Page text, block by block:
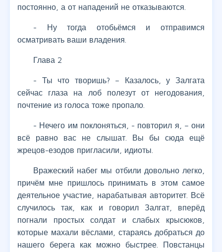
постоянно, а от нападений не отказываются.
- Ну тогда отобьёмся и отправимся
осматривать ваши владения.
Глава 2
- Ты что творишь? – Казалось, у Залгата
сейчас глаза на лоб полезут от негодования,
почтение из голоса тоже пропало.
- Нечего им поклоняться, - повторил я, – они
всё равно вас не слышат. Вы бы сюда ещё
жрецов-езодов пригласили, идиоты.
Вражеский набег мы отбили довольно легко,
причём мне пришлось принимать в этом самое
деятельное участие, нарабатывая авторитет. Всё
случилось так, как и говорил Залгат, вперёд
погнали простых солдат и слабых крысюков,
которые махали вёслами, стараясь добраться до
нашего берега как можно быстрее. Повстанцы